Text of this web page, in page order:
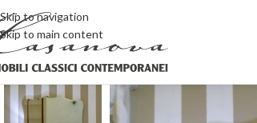
Skip to navigation
Skip to main content